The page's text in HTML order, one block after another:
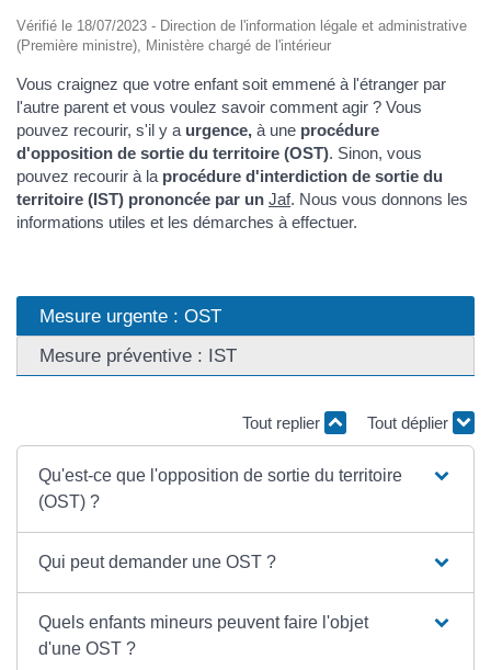
Vérifié le 18/07/2023 - Direction de l'information légale et administrative
(Première ministre), Ministère chargé de l'intérieur
Vous craignez que votre enfant soit emmené à l'étranger par
l'autre parent et vous voulez savoir comment agir ? Vous
pouvez recourir, s'il y a urgence, à une procédure
d'opposition de sortie du territoire (OST). Sinon, vous
pouvez recourir à la procédure d'interdiction de sortie du
territoire (IST) prononcée par un Jaf. Nous vous donnons les
informations utiles et les démarches à effectuer.
Mesure urgente : OST
Mesure préventive : IST
Tout replier Tout déplier
Qu'est-ce que l'opposition de sortie du territoire
(OST) ?
Qui peut demander une OST ?
Quels enfants mineurs peuvent faire l'objet
d'une OST ?